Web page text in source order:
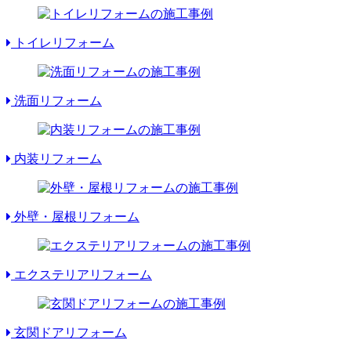
トイレリフォーム
洗面リフォーム
内装リフォーム
外壁・屋根リフォーム
エクステリアリフォーム
玄関ドアリフォーム